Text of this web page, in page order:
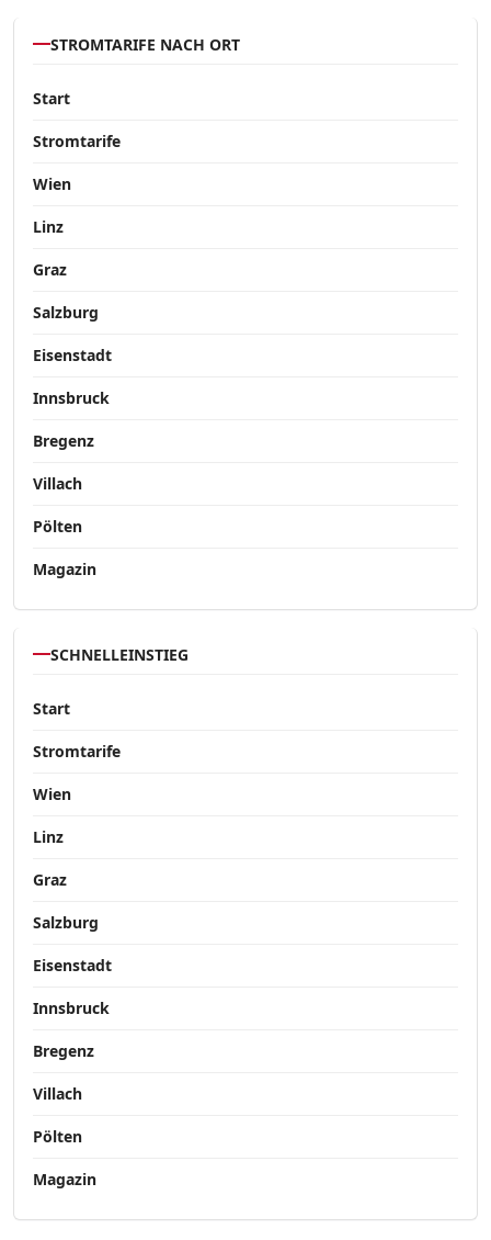
STROMTARIFE NACH ORT
Start
Stromtarife
Wien
Linz
Graz
Salzburg
Eisenstadt
Innsbruck
Bregenz
Villach
Pölten
Magazin
SCHNELLEINSTIEG
Start
Stromtarife
Wien
Linz
Graz
Salzburg
Eisenstadt
Innsbruck
Bregenz
Villach
Pölten
Magazin